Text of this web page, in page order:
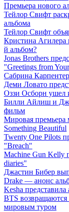
Премьера нового
Тейлор Свифт
альбома
Тейлор Свифт
Кристина Агилера
й альбом?
Jonas Brothers
"Greetings from
Сабрина
Деми Ловато
Оззи Осборн ушел
Билли Айлиш и
фильм
Мировая
Something Beautiful
Twenty One Pilots
"Breach"
Machine Gun Kelly
diaries"
Джастин Бибер
Drake — анонс
Kesha
BTS
мировым туром